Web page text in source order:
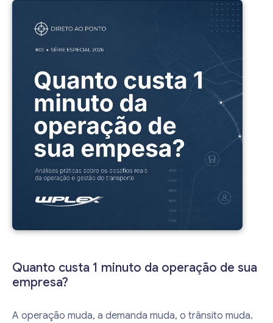
Quanto custa 1 minuto da operação de sua
empresa?
A operação muda, a demanda muda, o trânsito muda.